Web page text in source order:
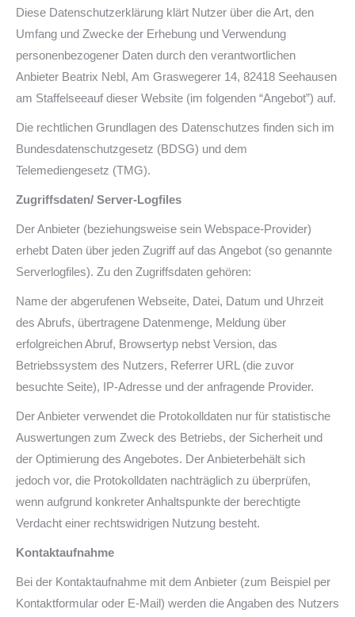
Diese Datenschutzerklärung klärt Nutzer über die Art, den
Umfang und Zwecke der Erhebung und Verwendung
personenbezogener Daten durch den verantwortlichen
Anbieter Beatrix Nebl, Am Graswegerer 14, 82418 Seehausen
am Staffelseeauf dieser Website (im folgenden “Angebot”) auf.
Die rechtlichen Grundlagen des Datenschutzes finden sich im
Bundesdatenschutzgesetz (BDSG) und dem
Telemediengesetz (TMG).
Zugriffsdaten/ Server-Logfiles
Der Anbieter (beziehungsweise sein Webspace-Provider)
erhebt Daten über jeden Zugriff auf das Angebot (so genannte
Serverlogfiles). Zu den Zugriffsdaten gehören:
Name der abgerufenen Webseite, Datei, Datum und Uhrzeit
des Abrufs, übertragene Datenmenge, Meldung über
erfolgreichen Abruf, Browsertyp nebst Version, das
Betriebssystem des Nutzers, Referrer URL (die zuvor
besuchte Seite), IP-Adresse und der anfragende Provider.
Der Anbieter verwendet die Protokolldaten nur für statistische
Auswertungen zum Zweck des Betriebs, der Sicherheit und
der Optimierung des Angebotes. Der Anbieterbehält sich
jedoch vor, die Protokolldaten nachträglich zu überprüfen,
wenn aufgrund konkreter Anhaltspunkte der berechtigte
Verdacht einer rechtswidrigen Nutzung besteht.
Kontaktaufnahme
Bei der Kontaktaufnahme mit dem Anbieter (zum Beispiel per
Kontaktformular oder E-Mail) werden die Angaben des Nutzers